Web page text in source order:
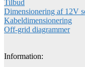
Tilbud
Dimensionering af 12V
Kabeldimensionering
Off-grid diagrammer
Information: